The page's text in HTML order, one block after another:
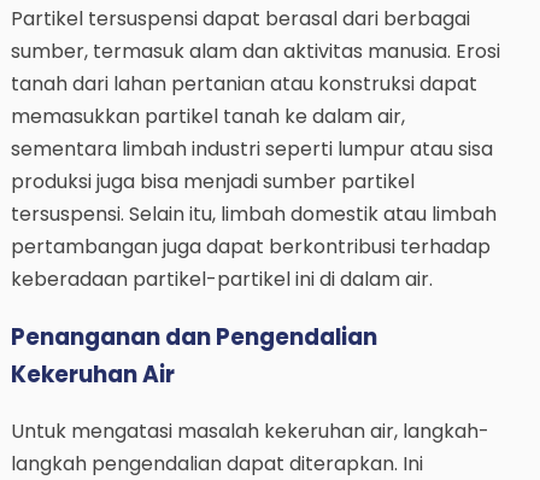
Partikel tersuspensi dapat berasal dari berbagai
sumber, termasuk alam dan aktivitas manusia. Erosi
tanah dari lahan pertanian atau konstruksi dapat
memasukkan partikel tanah ke dalam air,
sementara limbah industri seperti lumpur atau sisa
produksi juga bisa menjadi sumber partikel
tersuspensi. Selain itu, limbah domestik atau limbah
pertambangan juga dapat berkontribusi terhadap
keberadaan partikel-partikel ini di dalam air.
Penanganan dan Pengendalian
Kekeruhan Air
Untuk mengatasi masalah kekeruhan air, langkah-
langkah pengendalian dapat diterapkan. Ini